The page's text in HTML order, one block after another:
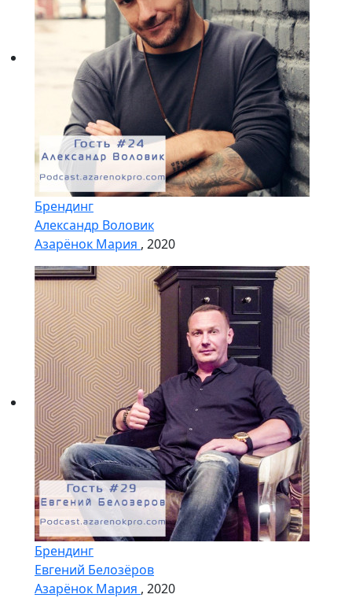
Брендинг
Александр Воловик
Азарёнок Мария , 2020
Брендинг
Евгений Белозёров
Азарёнок Мария , 2020